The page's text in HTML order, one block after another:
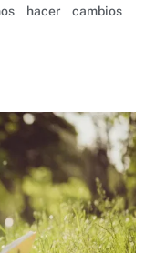
hacer cambios